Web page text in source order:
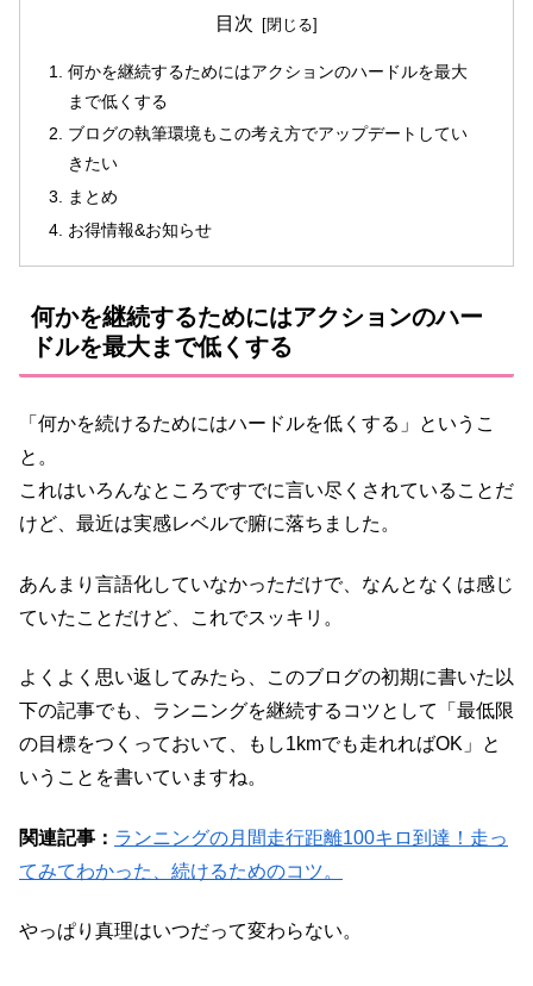
目次
何かを継続するためにはアクションのハードルを最大
まで低くする
ブログの執筆環境もこの考え方でアップデートしてい
きたい
まとめ
お得情報&お知らせ
何かを継続するためにはアクションのハー
ドルを最大まで低くする
「何かを続けるためにはハードルを低くする」というこ
と。
これはいろんなところですでに言い尽くされていることだ
けど、最近は実感レベルで腑に落ちました。
あんまり言語化していなかっただけで、なんとなくは感じ
ていたことだけど、これでスッキリ。
よくよく思い返してみたら、このブログの初期に書いた以
下の記事でも、ランニングを継続するコツとして「最低限
の目標をつくっておいて、もし1kmでも走れればOK」と
いうことを書いていますね。
関連記事： ランニングの月間走行距離100キロ到達！走っ
てみてわかった、続けるためのコツ。
やっぱり真理はいつだって変わらない。